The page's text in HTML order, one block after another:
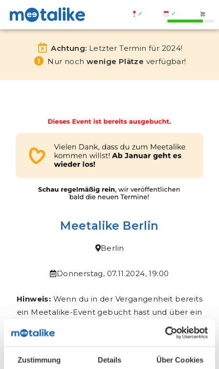
Zustimmung Details Über Cookies
✓ ✓
Achtung: Letzter Termin für 2024!
Nur noch wenige Plätze verfügbar!
Meetalike Berlin
Berlin
Donnerstag, 07.11.2024, 19:00
Hinweis: Wenn du in der Vergangenheit bereits
ein Meetalike-Event gebucht hast und über ein
Account verfügst, musst du ein neues Event
über deinen
buchen.
Anmeldeschluss: 05.11.2024 um 20:00